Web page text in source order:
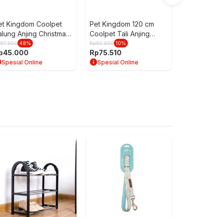
Kingdom Coolpet
Anjing Christmas
L - Pink
87.900 48%
45.000
Spesial Online
Pet Kingdom 120 cm
Coolpet Tali Anjing
Medium 20Mm - Abu
Rp83.900 10%
Rp75.510
Spesial Online